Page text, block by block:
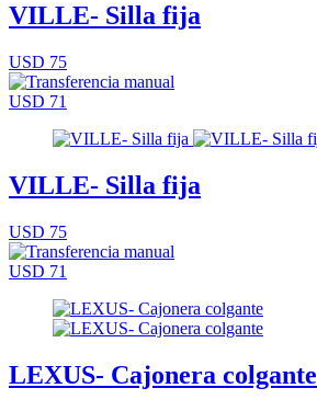
VILLE- Silla fija
USD 75
USD 71
VILLE- Silla fija
USD 75
USD 71
LEXUS- Cajonera colgante